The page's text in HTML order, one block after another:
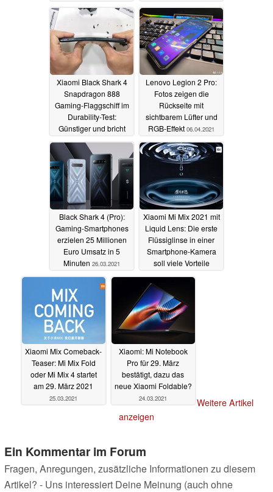
07.05.2021
04.05.2021
Xiaomi Black Shark 4
Snapdragon 888
Gaming-Flaggschiff im
Durability-Test:
Günstiger und bricht
24.04.2021
Lenovo Legion 2 Pro:
Fotos zeigen die
Rückseite mit
sichtbarem Lüfter und
RGB-Effekt 06.04.2021
Black Shark 4 (Pro):
Gaming-Smartphones
erzielen 25 Millionen
Euro Umsatz in 5
Minuten 26.03.2021
Xiaomi Mi Mix 2021 mit
Liquid Lens: Die erste
Flüssiglinse in einer
Smartphone-Kamera
soll viele Vorteile
25.03.2021
Xiaomi Mix Comeback-
Teaser: Mi Mix Fold
oder Mi Mix 4 startet
am 29. März 2021
25.03.2021
Xiaomi: Mi Notebook
Pro für 29. März
bestätigt, dazu das
neue Xiaomi Foldable?
24.03.2021
Weitere Artikel
anzeigen
Ein Kommentar im Forum
Fragen, Anregungen, zusätzliche Informationen zu diesem
Artikel? - Uns interessiert Deine Meinung (auch ohne